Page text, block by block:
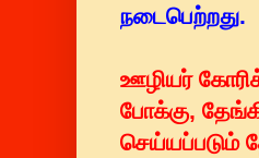
நடைபெற்றது.
ஊழியர்
போக்கு,
செய்யப்படும்